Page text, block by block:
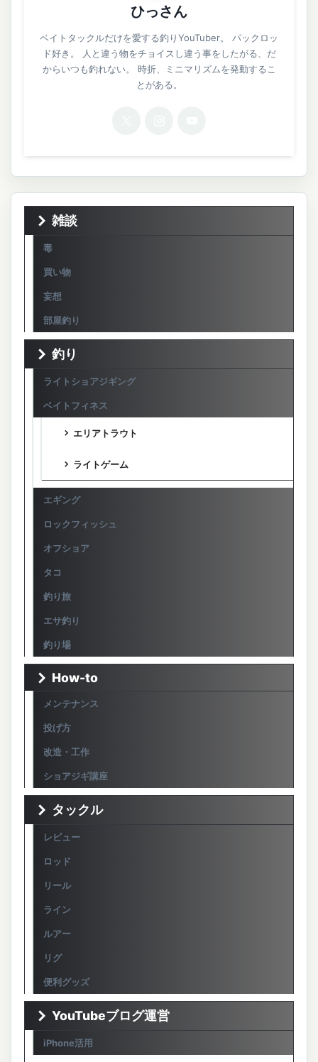
ひっさん
ベイトタックルだけを愛する釣りYouTuber。 パックロッ
ド好き。 人と違う物をチョイスし違う事をしたがる、だ
からいつも釣れない。 時折、ミニマリズムを発動するこ
とがある。
雑談
毒
買い物
妄想
部屋釣り
釣り
ライトショアジギング
ベイトフィネス
エリアトラウト
ライトゲーム
エギング
ロックフィッシュ
オフショア
タコ
釣り旅
エサ釣り
釣り場
How-to
メンテナンス
投げ方
改造・工作
ショアジギ講座
タックル
レビュー
ロッド
リール
ライン
ルアー
リグ
便利グッズ
YouTubeブログ運営
iPhone活用